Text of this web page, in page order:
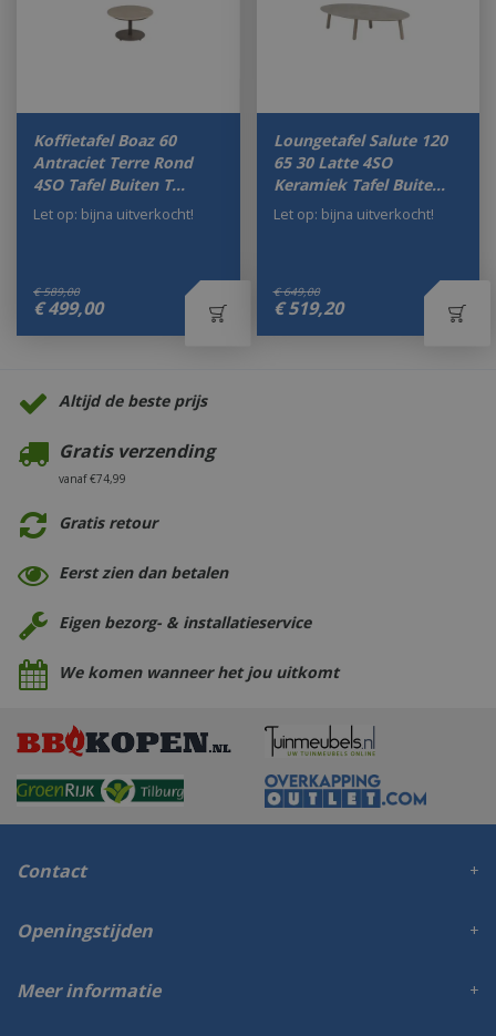
Koffietafel Boaz 60
Antraciet Terre Rond
4SO Tafel Buiten T…
€ 589,00
€ 499,00
Let op: bijna uitverkocht!
Loungetafel Salute 120
65 30 Latte 4SO
Keramiek Tafel Buite…
€ 649,00
€ 519,20
Let op: bijna uitverkocht!
Altijd de beste prijs
Gratis verzending
vanaf €74,99
Gratis retour
Eerst zien dan betalen
Eigen bezorg- & installatieservice
We komen wanneer het jou uitkomt
Contact
Openingstijden
Meer informatie